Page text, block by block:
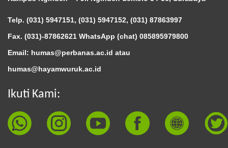
Telp. (031) 5947151, (031) 5947152, (031) 87863997
Fax. (031)-87862621 WhatsApp (chat) 085895979800
Email: humas@perbanas.ac.id atau
humas@hayamwuruk.ac.id
Ikuti Kami: